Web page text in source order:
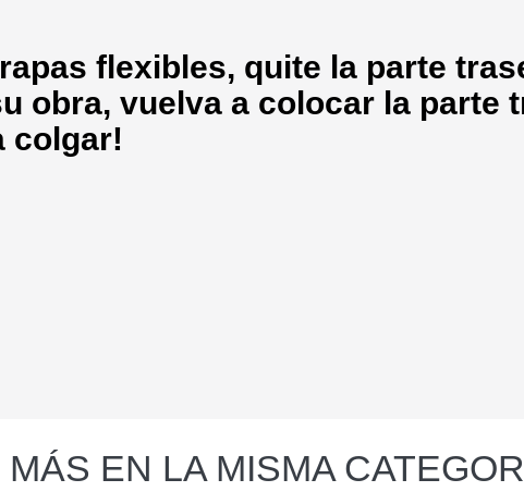
flexibles, quite la parte
obra, vuelva a colocar la parte
colgar!
EN LA MISMA